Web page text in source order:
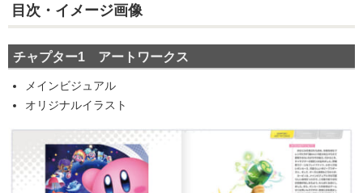
目次・イメージ画像
チャプター1 アートワークス
メインビジュアル
オリジナルイラスト